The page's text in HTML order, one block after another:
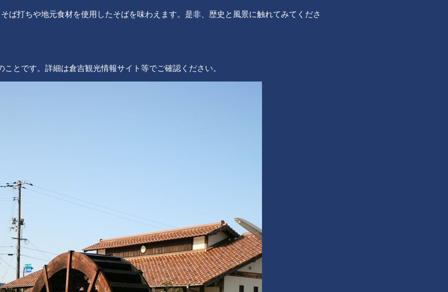
ば打ちや地元食材を使用したそばを味わえます。是非、歴史と風景に触れてみてくださ
とです。詳細は倉吉観光情報サイト等でご確認ください。